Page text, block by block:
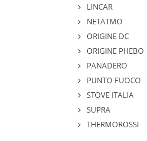
LINCAR
NETATMO
ORIGINE DC
ORIGINE PHEBO
PANADERO
PUNTO FUOCO
STOVE ITALIA
SUPRA
THERMOROSSI